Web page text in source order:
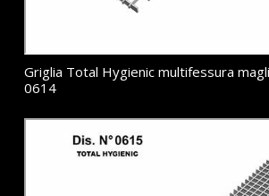
Griglia Total Hygienic multifessura
0614